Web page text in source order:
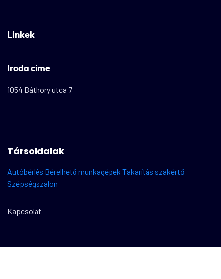
Linkek
Iroda címe
1054 Báthory utca 7
Társoldalak
Autóbérlés Bérelhető munkagépek Takarítás szakértő
Szépségszalon
Kapcsolat